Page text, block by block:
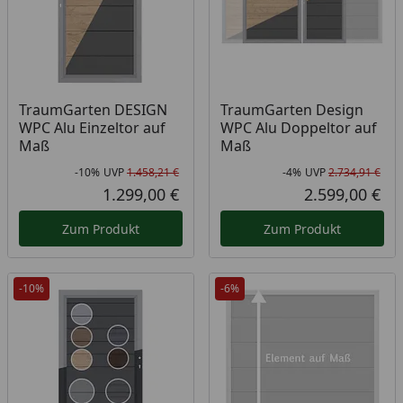
TraumGarten DESIGN
WPC Alu Einzeltor auf
Maß
Rabatt in Prozent
-10%
Ursprünglicher Preis
UVP1.458,21 €
Aktueller Preis
1.299,00 €
Zum Produkt
TraumGarten Design
WPC Alu Doppeltor auf
Maß
-4% UVP2.734,91 €
2.599,00 €
Zum Produkt
-10% -6%